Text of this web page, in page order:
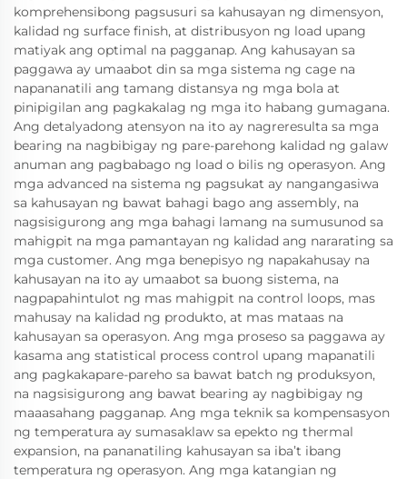
komprehensibong pagsusuri sa kahusayan ng dimensyon,
kalidad ng surface finish, at distribusyon ng load upang
matiyak ang optimal na pagganap. Ang kahusayan sa
paggawa ay umaabot din sa mga sistema ng cage na
napananatili ang tamang distansya ng mga bola at
pinipigilan ang pagkakalag ng mga ito habang gumagana.
Ang detalyadong atensyon na ito ay nagreresulta sa mga
bearing na nagbibigay ng pare-parehong kalidad ng galaw
anuman ang pagbabago ng load o bilis ng operasyon. Ang
mga advanced na sistema ng pagsukat ay nangangasiwa
sa kahusayan ng bawat bahagi bago ang assembly, na
nagsisigurong ang mga bahagi lamang na sumusunod sa
mahigpit na mga pamantayan ng kalidad ang nararating sa
mga customer. Ang mga benepisyo ng napakahusay na
kahusayan na ito ay umaabot sa buong sistema, na
nagpapahintulot ng mas mahigpit na control loops, mas
mahusay na kalidad ng produkto, at mas mataas na
kahusayan sa operasyon. Ang mga proseso sa paggawa ay
kasama ang statistical process control upang mapanatili
ang pagkakapare-pareho sa bawat batch ng produksyon,
na nagsisigurong ang bawat bearing ay nagbibigay ng
maaasahang pagganap. Ang mga teknik sa kompensasyon
ng temperatura ay sumasaklaw sa epekto ng thermal
expansion, na pananatiling kahusayan sa iba’t ibang
temperatura ng operasyon. Ang mga katangian ng